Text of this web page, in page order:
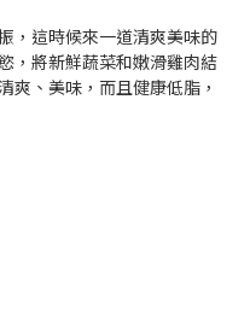
，這時候來一道清爽美味的
，將新鮮蔬菜和嫩滑雞肉結
爽、美味，而且健康低脂，